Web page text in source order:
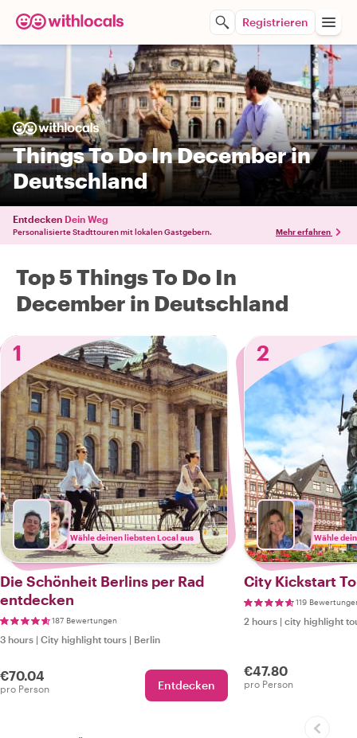
Registrieren
Things To Do In December in
Deutschland
Entdecken Dein Weg
Personalisierte Stadttouren mit lokalen Gastgebern. Mehr erfahren
Top 5 Things To Do In
December in Deutschland
1
Wähle deinen liebsten Local aus
Die Schönheit Berlins per Rad
entdecken
187 Bewertungen
3 hours | City highlight tours | Berlin
€70.04
pro Person Entdecken
2
Wähle
City Kickstart
119
2 hours | city highlight
€47.80
pro Person